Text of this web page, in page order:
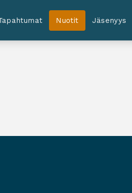
Nuotit Jäsenyys